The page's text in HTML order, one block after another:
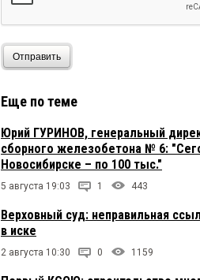
Отправить
Еще по теме
Юрий ГУРИНОВ, генеральный
сборного железобетона № 6:
Новосибирске – по 100 тыс."
5 августа 19:03 1 443
Верховный суд: неправильная
в иске
2 августа 10:30 0 1159